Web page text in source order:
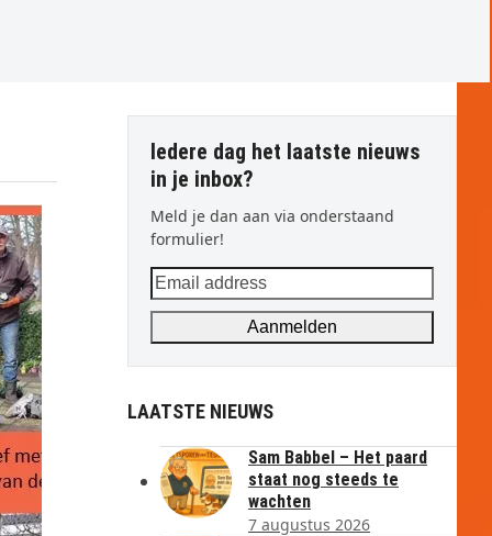
Iedere dag het laatste nieuws
in je inbox?
Meld je dan aan via onderstaand
formulier!
Email
address
Aanmelden
LAATSTE NIEUWS
Sam Babbel – Het paard
staat nog steeds te
wachten
7 augustus 2026